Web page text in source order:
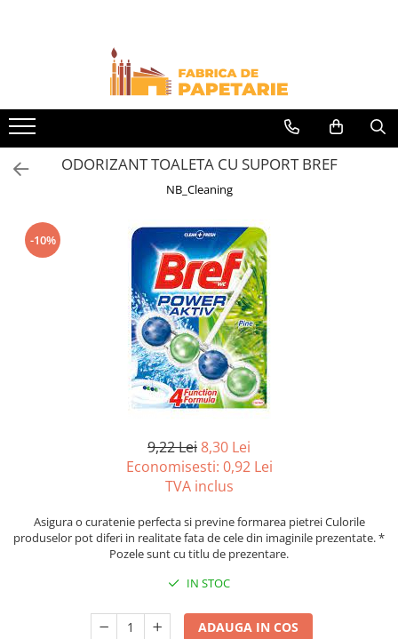
Toate Produsele
Hartie si articole din hartie
Hartie pentru copiator si cartoane
Hartie color pentru copiator
Papetarie personalizata
Notes adeziv si index adeziv
Bloc Notes-uri brosate
Bloc Notes-uri spiralizate
Plicuri personalizate
Registre
Rezerva cub notes
Caiete pentru birou
ODORIZANT TOALETA CU SUPORT BREF
NB_Cleaning
-10%
9,22 Lei8,30 Lei
Economisesti: 0,92 Lei
TVA inclus
Asigura o curatenie perfecta si previne formarea pietrei Culorile
produselor pot diferi in realitate fata de cele din imaginile prezentate. *
Pozele sunt cu titlu de prezentare.
IN STOC
ADAUGA IN COS